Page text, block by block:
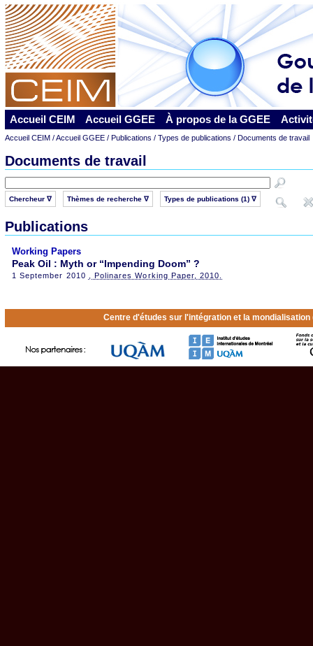
Accueil CEIM Accueil GGEE À propos de la GGEE
Accueil CEIM/Accueil GGEE/ Publications / Types de publications / Documents de travail
Documents de travail
Chercheur ∇ Thèmes de recherche ∇ Types de publications (1) ∇
Publications
Working Papers
Peak Oil : Myth or “Impending Doom” ?
1 September 2010 , Polinares Working Paper, 2010.
Centre d'études sur l'intégration et la mondialisation